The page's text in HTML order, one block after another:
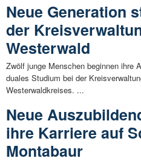
Neue Generation
der
Westerwald
Zwölf junge Menschen beginnen ihre
duales Studium bei der
Westerwaldkreises. ...
Neue
ihre Karriere auf
Montabaur